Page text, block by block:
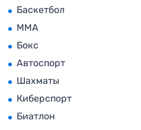
Баскетбол
MMA
Бокс
Автоспорт
Шахматы
Киберспорт
Биатлон